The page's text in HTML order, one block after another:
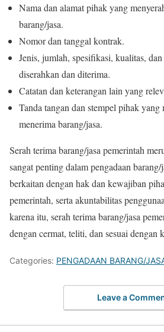
Nama dan alamat pihak yang
barang/jasa.
Nomor dan tanggal kontrak.
Jenis, jumlah, spesifikasi, kualitas,
diserahkan dan diterima.
Catatan dan keterangan lain yang
Tanda tangan dan stempel pihak yang
menerima barang/jasa.
Serah terima barang/jasa pemerintah
sangat penting dalam pengadaan
berkaitan dengan hak dan kewajiban
pemerintah, serta akuntabilitas
karena itu, serah terima barang/jasa
dengan cermat, teliti, dan sesuai dengan
Categories: PENGADAAN BARANG/
Leave a